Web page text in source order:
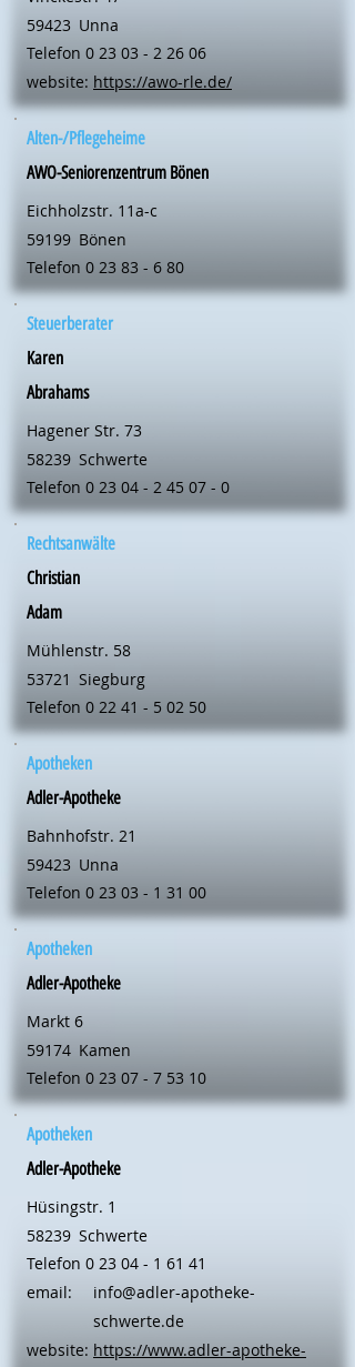
59423 Unna
Telefon 0 23 03 - 2 26 06
website: https://awo-rle.de/
Alten-/Pflegeheime
AWO-Seniorenzentrum Bönen
Eichholzstr. 11a-c
59199 Bönen
Telefon 0 23 83 - 6 80
Steuerberater
Karen
Abrahams
Hagener Str. 73
58239 Schwerte
Telefon 0 23 04 - 2 45 07 - 0
Rechtsanwälte
Christian
Adam
Mühlenstr. 58
53721 Siegburg
Telefon 0 22 41 - 5 02 50
Apotheken
Adler-Apotheke
Bahnhofstr. 21
59423 Unna
Telefon 0 23 03 - 1 31 00
Apotheken
Adler-Apotheke
Markt 6
59174 Kamen
Telefon 0 23 07 - 7 53 10
Apotheken
Adler-Apotheke
Hüsingstr. 1
58239 Schwerte
Telefon 0 23 04 - 1 61 41
email:
website:
info@adler-apotheke-
schwerte.de
https://www.adler-apotheke-